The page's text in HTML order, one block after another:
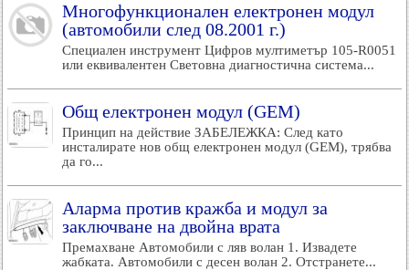
Многофункционален електронен модул
(автомобили след 08.2001 г.)
Специален инструмент Цифров мултиметър 105-R0051
или еквивалентен Световна диагностична система...
Общ електронен модул (GEM)
Принцип на действие ЗАБЕЛЕЖКА: След като
инсталирате нов общ електронен модул (GEM), трябва
да го...
Аларма против кражба и модул за
заключване на двойна врата
Премахване Автомобили с ляв волан 1. Извадете
жабката. Автомобили с десен волан 2. Отстранете...